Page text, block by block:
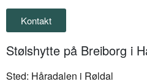
Kontakt
Stølshytte på Breiborg i
Sted: Håradalen i Røldal